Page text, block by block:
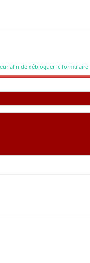
afin de débloquer le formulaire